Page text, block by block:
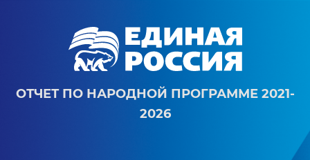
ОТЧЕТ ПО НАРОДНОЙ ПРОГРАММЕ 2021-
2026